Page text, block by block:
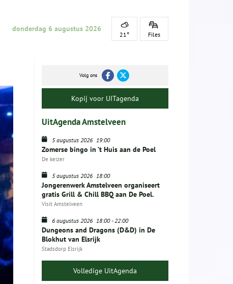
donderdag 6 augustus 2026
21° Files
Volg ons
Kopij voor UITagenda
UitAgenda Amstelveen
5 augustus 2026 19:00
Zomerse bingo in ’t Huis aan de Poel
De keizer
5 augustus 2026 18:00
Jongerenwerk Amstelveen organiseert
gratis Grill & Chill BBQ aan De Poel.
Visit Amstelveen
6 augustus 2026 18:00-22:00
Dungeons and Dragons (D&D) in De
Blokhut van Elsrijk
Stadsdorp Elsrijk
Volledige UitAgenda